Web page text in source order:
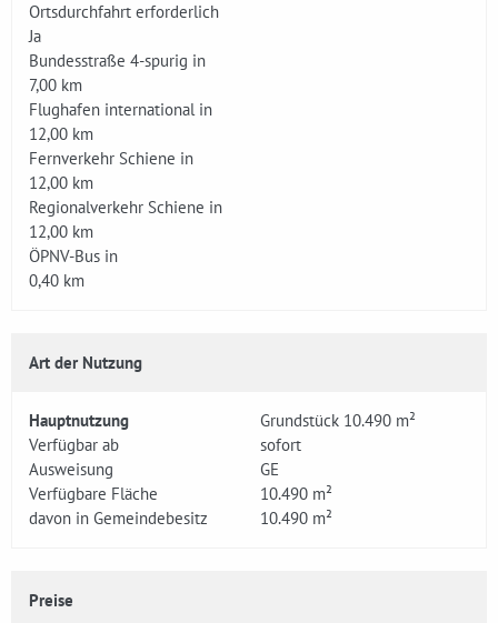
Ortsdurchfahrt erforderlich
Ja
Bundesstraße 4-spurig in
7,00 km
Flughafen international in
12,00 km
Fernverkehr Schiene in
12,00 km
Regionalverkehr Schiene in
12,00 km
ÖPNV-Bus in
0,40 km
Art der Nutzung
Hauptnutzung
Grundstück 10.490 m²
Verfügbar ab
sofort
Ausweisung
GE
Verfügbare Fläche
10.490 m²
davon in Gemeindebesitz
10.490 m²
Preise